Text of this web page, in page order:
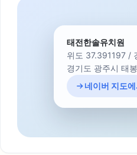
태전한솔유치원
위도 37.391197 /
경기도 광주시 태
네이버 지도